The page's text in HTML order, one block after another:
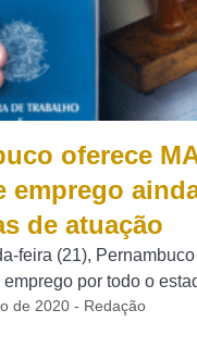
oferece
emprego
de atuação
feira (21),
por todo o
de 2020 - Redação